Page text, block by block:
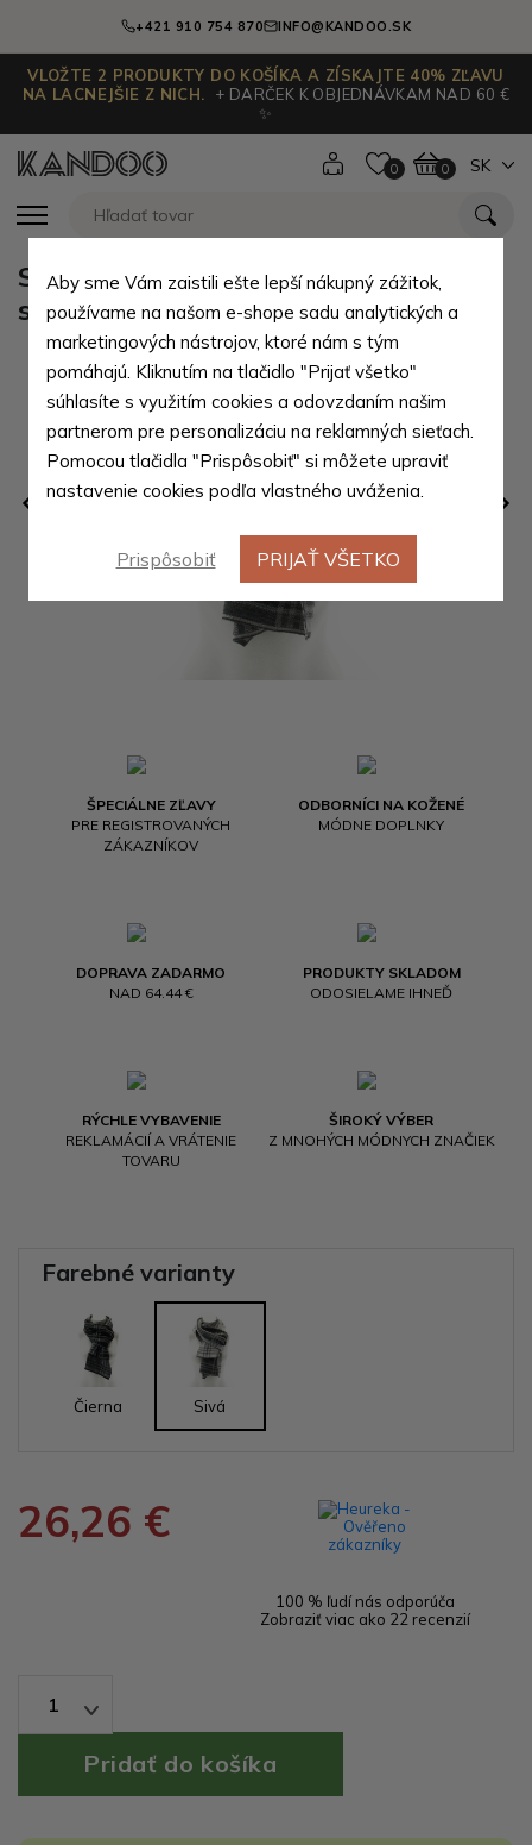
+421 910 754 870 INFO@KANDOO.SK
VLOŽTE 2 PRODUKTY DO KOŠÍKA A ZÍSKAJTE 40% ZĽAVU
NA LACNEJŠIE Z NICH.
+ DARČEK K OBJEDNÁVKAM NAD 60 €
✨
0 0 SK
ŠPECIÁLNE ZĽAVY
PRE REGISTROVANÝCH
ZÁKAZNÍKOV
ODBORNÍCI NA KOŽENÉ
MÓDNE DOPLNKY
DOPRAVA ZADARMO
NAD 64.44 €
PRODUKTY SKLADOM
ODOSIELAME IHNEĎ
RÝCHLE VYBAVENIE
REKLAMÁCIÍ A VRÁTENIE
TOVARU
ŠIROKÝ VÝBER
Z MNOHÝCH MÓDNYCH ZNAČIEK
Sivá dámska kockovaná šatka so
striebornou nitkou Mickael
Farebné varianty
Čierna Sivá
26,26 €
100 % ľudí nás odporúča
Zobraziť viac ako 22 recenzií
1
Aby sme Vám zaistili ešte lepší nákupný zážitok,
používame na našom e-shope sadu analytických a
marketingových nástrojov, ktoré nám s tým
pomáhajú. Kliknutím na tlačidlo "Prijať všetko"
súhlasíte s využitím cookies a odovzdaním našim
partnerom pre personalizáciu na reklamných sieťach.
Pomocou tlačidla "Prispôsobiť" si môžete upraviť
nastavenie cookies podľa vlastného uváženia.
Prispôsobiť PRIJAŤ VŠETKO